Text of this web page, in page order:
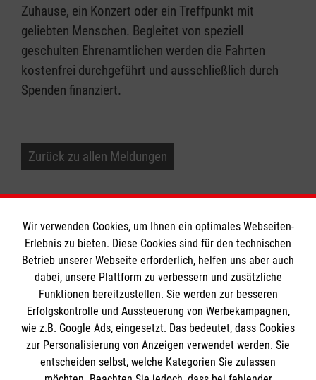
Zuhause, ein Konzert oder ein Treffpunkt mit
geliebten Menschen. Begleitet von speziell
geschulten Ehrenamtlichen werden die Fahrten
kostenfrei durchgeführt und ausschließlich durch
Spenden finanziert.
Zurück zu allen Meldungen
Informationen
Impressum
Datenschutz
Kontakt
Die Malteser
Wir verwenden Cookies, um Ihnen ein optimales Webseiten-
Erlebnis zu bieten. Diese Cookies sind für den technischen
Betrieb unserer Webseite erforderlich, helfen uns aber auch
dabei, unsere Plattform zu verbessern und zusätzliche
Funktionen bereitzustellen. Sie werden zur besseren
Erfolgskontrolle und Aussteuerung von Werbekampagnen,
wie z.B. Google Ads, eingesetzt. Das bedeutet, dass Cookies
zur Personalisierung von Anzeigen verwendet werden. Sie
entscheiden selbst, welche Kategorien Sie zulassen